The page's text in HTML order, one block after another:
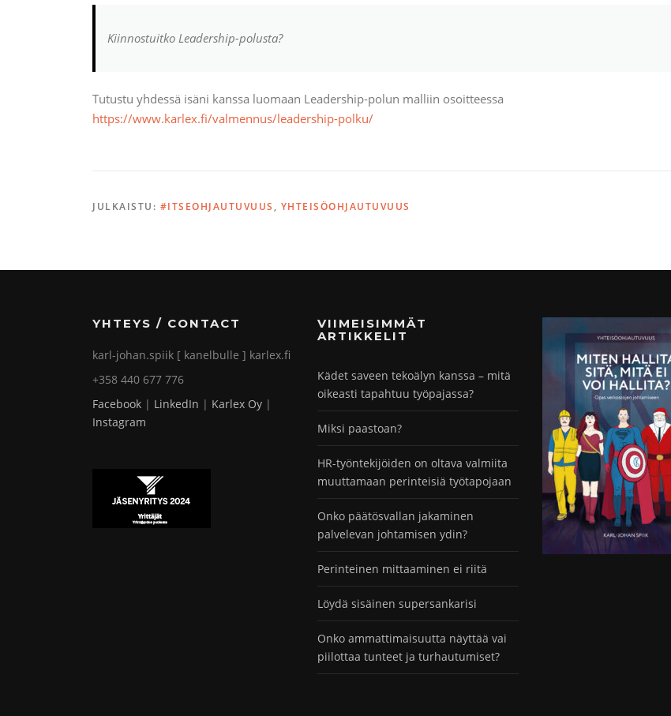
Kiinnostuitko Leadership-polusta?
Tutustu yhdessä isäni kanssa luomaan Leadership-polun malliin osoitteessa
https://www.karlex.fi/valmennus/leadership-polku/
JULKAISTU: #ITSEOHJAUTUVUUS , YHTEISÖOHJAUTUVUUS
YHTEYS / CONTACT
karl-johan.spiik [ kanelbulle ] karlex.fi
+358 440 677 776
Facebook | LinkedIn | Karlex Oy |
Instagram
VIIMEISIMMÄT
ARTIKKELIT
Kädet saveen tekoälyn kanssa – mitä
oikeasti tapahtuu työpajassa?
Miksi paastoan?
HR-työntekijöiden on oltava valmiita
muuttamaan perinteisiä työtapojaan
Onko päätösvallan jakaminen
palvelevan johtamisen ydin?
Perinteinen mittaaminen ei riitä
Löydä sisäinen supersankarisi
Onko ammattimaisuutta näyttää vai
piilottaa tunteet ja turhautumiset?